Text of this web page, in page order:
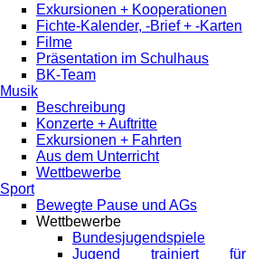
Exkursionen + Kooperationen
Fichte-Kalender, -Brief + -Karten
Filme
Präsentation im Schulhaus
BK-Team
Musik
Beschreibung
Konzerte + Auftritte
Exkursionen + Fahrten
Aus dem Unterricht
Wettbewerbe
Sport
Bewegte Pause und AGs
Wettbewerbe
Bundesjugendspiele
Jugend trainiert für